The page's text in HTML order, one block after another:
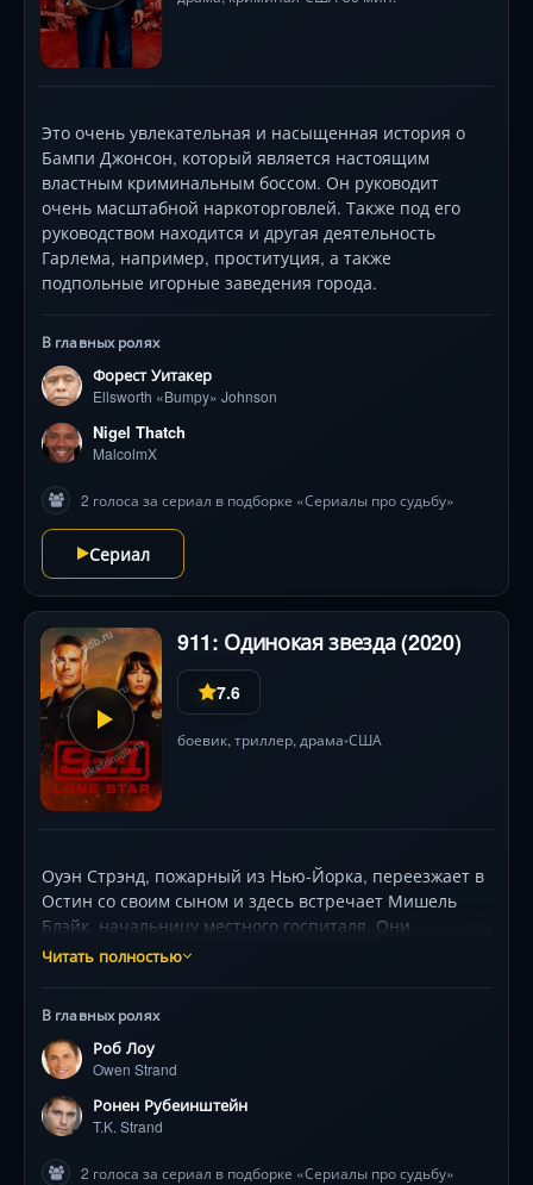
Это очень увлекательная и насыщенная история о
Бампи Джонсон, который является настоящим
властным криминальным боссом. Он руководит
очень масштабной наркоторговлей. Также под его
руководством находится и другая деятельность
Гарлема, например, проституция, а также
подпольные игорные заведения города.
В главных ролях
Форест Уитакер
Ellsworth «Bumpy» Johnson
Nigel Thatch
MalcolmX
2 голоса за сериал в подборке «Сериалы про судьбу»
Сериал
911: Одинокая звезда (2020)
7.6
боевик, триллер, драма•США
Оуэн Стрэнд, пожарный из Нью-Йорка, переезжает в
Остин со своим сыном и здесь встречает Мишель
Блэйк, начальницу местного госпиталя. Они
понимают, что их чувства к себе неподдельны, и
сражаются за свою любовь и поддерживают друг
друга независимо от препятствий. Это история о
силе любви и настоящих чувств, которые
преодолевают все преграды.
Читать полностью
В главных ролях
Роб Лоу
Owen Strand
Ронен Рубеинштейн
T.K. Strand
2 голоса за сериал в подборке «Сериалы про судьбу»